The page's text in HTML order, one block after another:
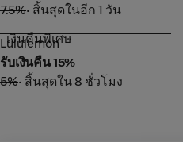
7.5%• สิ้นสุดในอีก 1 วัน
Lululemon
เงินคืนพิเศษ
Lululemon
รับเงินคืน 15%
5%• สิ้นสุดใน 8 ชั่วโมง